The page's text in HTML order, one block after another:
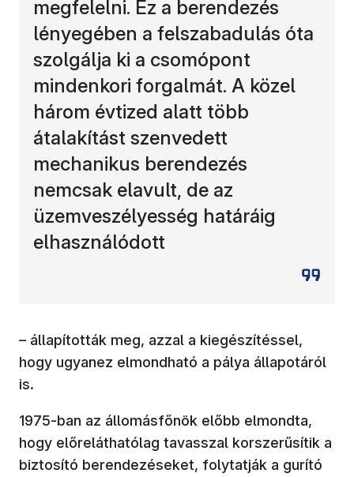
megfelelni. Ez a berendezés
lényegében a felszabadulás óta
szolgálja ki a csomópont
mindenkori forgalmát. A közel
három évtized alatt több
átalakítást szenvedett
mechanikus berendezés
nemcsak elavult, de az
üzemveszélyesség határáig
elhasználódott
– állapították meg, azzal a kiegészítéssel,
hogy ugyanez elmondható a pálya állapotáról
is.
1975-ban az állomásfőnök előbb elmondta,
hogy előreláthatólag tavasszal korszerűsítik a
biztosító berendezéseket, folytatják a gurító